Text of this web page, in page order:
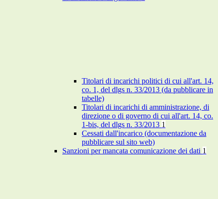
Titolari di incarichi politici di cui all'art. 14,
co. 1, del dlgs n. 33/2013 (da pubblicare in
tabelle)
Titolari di incarichi di amministrazione, di
direzione o di governo di cui all'art. 14, co.
1-bis, del dlgs n. 33/2013 1
Cessati dall'incarico (documentazione da
pubblicare sul sito web)
Sanzioni per mancata comunicazione dei dati 1